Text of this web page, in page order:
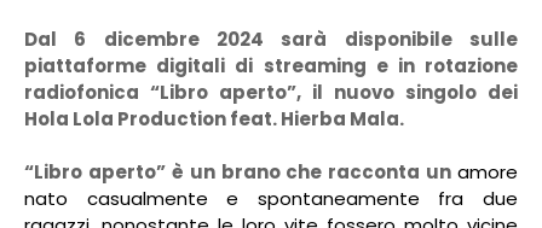
Dal 6 dicembre 2024 sarà disponibile sulle
piattaforme digitali di streaming e in rotazione
radiofonica “Libro aperto”, il nuovo singolo dei
Hola Lola Production feat. Hierba Mala.
“Libro aperto” è un brano che racconta un amore
nato casualmente e spontaneamente fra due